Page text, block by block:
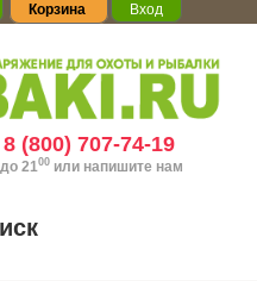
Корзина Вход
8 (800) 707-74-19
2100 или напишите нам